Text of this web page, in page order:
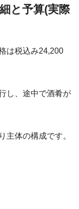
と予算(実際
は税込み24,200
し、途中で酒肴が
主体の構成です。